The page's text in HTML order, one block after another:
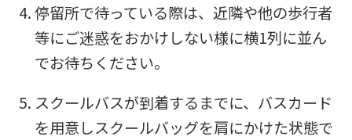
停留所で待っている際は、近隣や他の歩行者
等にご迷惑をおかけしない様に横1列に並ん
でお待ちください。
スクールバスが到着するまでに、バスカード
を用意しスクールバッグを肩にかけた状態で
foreigners